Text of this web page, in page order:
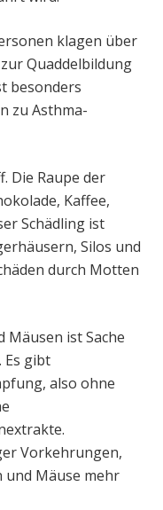
klagen über
Quaddelbildung
besonders
zu Asthma-
Die Raupe der
Kaffee,
Schädling ist
Silos und
durch Motten
Mäusen ist Sache
Es gibt
also ohne
Vorkehrungen,
und Mäuse mehr